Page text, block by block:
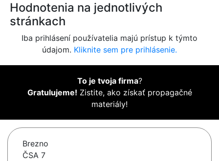
Hodnotenia na jednotlivých
stránkach
Iba prihlásení používatelia majú prístup k týmto
údajom. Kliknite sem pre prihlásenie.
To je tvoja firma?
Gratulujeme! Zistite, ako získať propagačné
materiály!
Brezno
ČSA 7